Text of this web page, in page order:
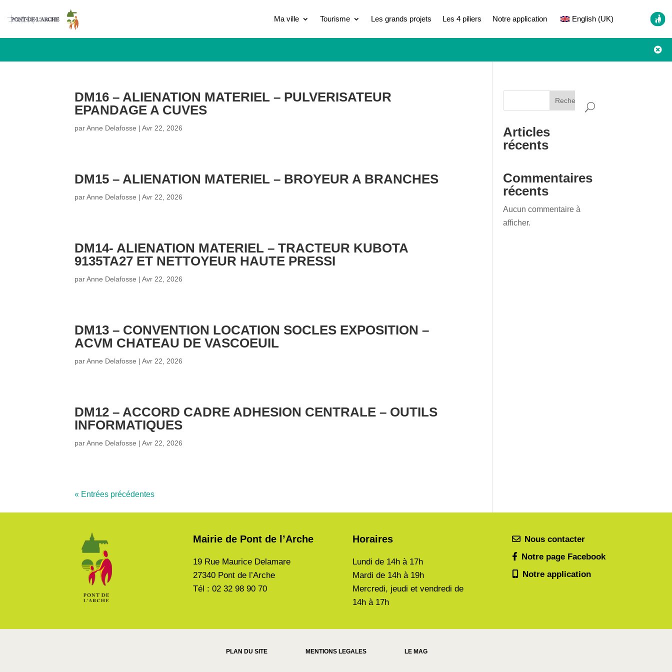
Ma ville Tourisme Les grands projets Les 4 piliers Notre application English (UK)

DM16 – ALIENATION MATERIEL – PULVERISATEUR
EPANDAGE A CUVES
parAnne Delafosse |Avr 22, 2026
DM15 – ALIENATION MATERIEL – BROYEUR A BRANCHES
parAnne Delafosse |Avr 22, 2026
DM14- ALIENATION MATERIEL – TRACTEUR KUBOTA
9135TA27 ET NETTOYEUR HAUTE PRESSI
parAnne Delafosse |Avr 22, 2026
DM13 – CONVENTION LOCATION SOCLES EXPOSITION –
ACVM CHATEAU DE VASCOEUIL
parAnne Delafosse |Avr 22, 2026
DM12 – ACCORD CADRE ADHESION CENTRALE – OUTILS
INFORMATIQUES
parAnne Delafosse |Avr 22, 2026
« Entrées précédentes
Rechercher
Articles
récents
Commentaires
récents
Aucun commentaire à
afficher.
Mairie de Pont de l’Arche
19 Rue Maurice Delamare
27340 Pont de l’Arche
Tél : 02 32 98 90 70
Horaires
Lundi de 14h à 17h
Mardi de 14h à 19h
Mercredi, jeudi et vendredi de
14h à 17h
Nous contacter
Notre page Facebook
Notre application
PLAN DU SITE MENTIONS LEGALES LE MAG